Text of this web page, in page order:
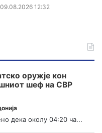
09.08.2026 12:32
оружје кон
шеф на СВР
дека околу 04:20 ча...